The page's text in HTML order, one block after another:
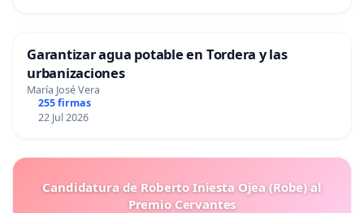
Garantizar agua potable en Tordera y las
urbanizaciones
María José Vera
255 firmas
22 Jul 2026
Candidatura de Roberto Iniesta Ojea (Robe) al
Premio Cervantes